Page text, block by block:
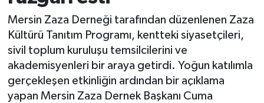
Mersin Zaza Derneği tarafından düzenlenen Zaza
Kültürü Tanıtım Programı, kentteki siyasetçileri,
sivil toplum kuruluşu temsilcilerini ve
akademisyenleri bir araya getirdi. Yoğun katılımla
gerçekleşen etkinliğin ardından bir açıklama
yapan Mersin Zaza Dernek Başkanı Cuma